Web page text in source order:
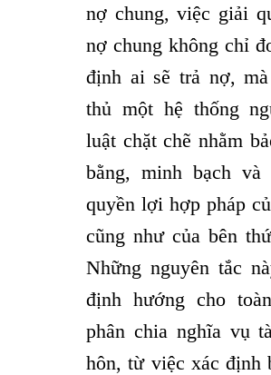
nợ chung, việc giải
nợ chung không chỉ
định ai sẽ trả nợ,
thủ một hệ thống
luật chặt chẽ nhằm
bằng, minh bạch
quyền lợi hợp pháp
cũng như của bên
Những nguyên tắc
định hướng cho
phân chia nghĩa vụ
hôn, từ việc xác định